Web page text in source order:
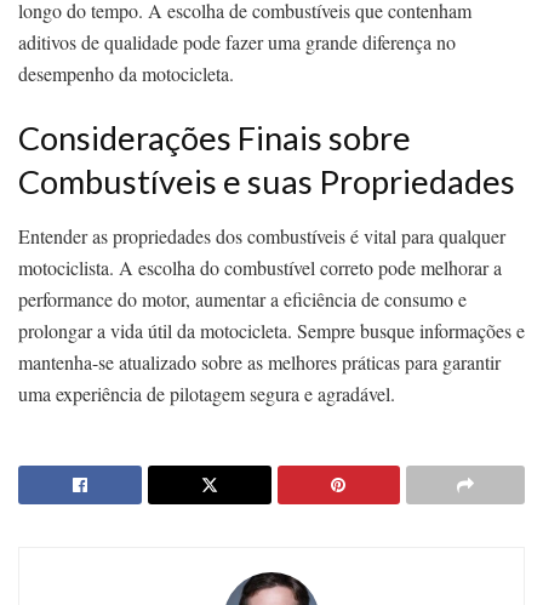
longo do tempo. A escolha de combustíveis que contenham
aditivos de qualidade pode fazer uma grande diferença no
desempenho da motocicleta.
Considerações Finais sobre
Combustíveis e suas Propriedades
Entender as propriedades dos combustíveis é vital para qualquer
motociclista. A escolha do combustível correto pode melhorar a
performance do motor, aumentar a eficiência de consumo e
prolongar a vida útil da motocicleta. Sempre busque informações e
mantenha-se atualizado sobre as melhores práticas para garantir
uma experiência de pilotagem segura e agradável.